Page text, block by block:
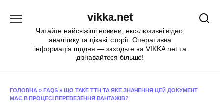
vikka.net
Читайте найсвіжіші новини, ексклюзивні відео,
аналітику та цікаві історії. Оперативна
інформація щодня — заходьте на VIKKA.net та
дізнавайтеся більше!
ГОЛОВНА » FAQS » ЩО ТАКЕ ТТН ТА ЯКЕ ЗНАЧЕННЯ ЦЕЙ ДОКУМЕНТ
МАЄ В ПРОЦЕСІ ПЕРЕВЕЗЕННЯ ВАНТАЖІВ?